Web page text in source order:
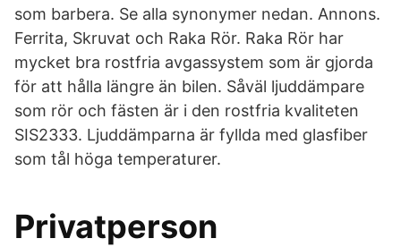
som barbera. Se alla synonymer nedan. Annons.
Ferrita, Skruvat och Raka Rör. Raka Rör har
mycket bra rostfria avgassystem som är gjorda
för att hålla längre än bilen. Såväl ljuddämpare
som rör och fästen är i den rostfria kvaliteten
SIS2333. Ljuddämparna är fyllda med glasfiber
som tål höga temperaturer.
Privatperson